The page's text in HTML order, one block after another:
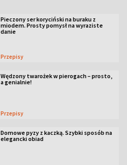
Pieczony ser koryciński na buraku z
miodem. Prosty pomysł na wyraziste
danie
Przepisy
Wędzony twarożek w pierogach – prosto,
a genialnie!
Przepisy
Domowe pyzy z kaczką. Szybki sposób na
elegancki obiad